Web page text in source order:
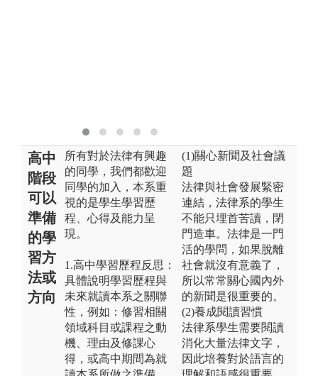
高中
階段
可以
準備
的學
習方
法或
方向
所有對於法律有興趣
的同學，我們都歡迎
同學的加入，本系重
視的是學生學習歷
程、心得及能力呈
現。
1.高中學習歷程反思：
具體說明學習歷程與
未來就讀本系之關聯
性，例如：修習相關
領域科目或課程之動
機、理由及修課心
得，或高中期間為就
(1)關心新聞及社會議
題
法律與社會發展緊密
連結，法律系的學生
不能只埋首苦讀，閉
門造車。法律是一門
活的學問，如果脫離
社會就沒有意義了，
所以常常關心國內外
的新聞是很重要的。
(2)養成閱讀習慣
法律系學生需要閱讀
消化大量法律文字，
因此培養對於語言的